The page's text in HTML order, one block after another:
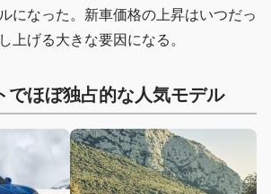
になった。新車価格の上昇はいつだっ
上げる大きな要因になる。
でほぼ独占的な人気モデル